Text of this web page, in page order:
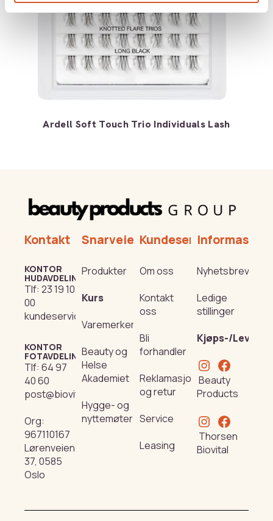
Ardell Soft Touch Trio Individuals Lash
Kontakt
KONTOR
HUDAVDELING
Tlf: 23 19 10
00
kundeservice@beautyproducts.no
KONTOR
FOTAVDELING
Tlf: 64 97
40 60
post@biovital.no
Org:
967110167
Lørenveien
37, 0585
Oslo
Snarveier
Produkter
Kurs
Varemerker
Beauty og
Helse
Akademiet
Hygge- og
nyttemøter
Kundeservice
Om oss
Kontakt
oss
Bli
forhandler
Reklamasjon
og retur
Service
Leasing
Informasjon
Nyhetsbrev
Ledige
stillinger
Kjøps-/
Beauty
Products
Thorsen
Biovital